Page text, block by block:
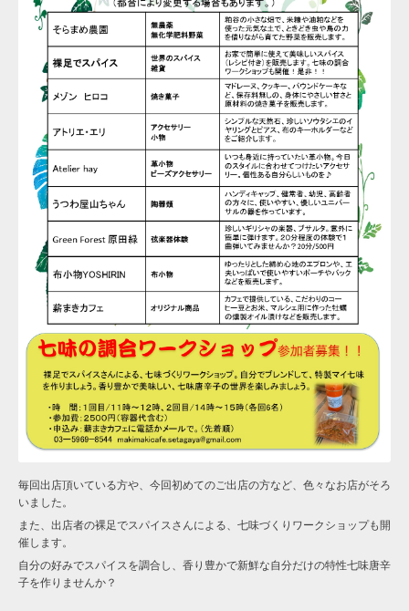
毎回出店頂いている方や、今回初めてのご出店の方など、色々なお店がそろ
いました。
また、出店者の裸足でスパイスさんによる、七味づくりワークショップも開
催します。
自分の好みでスパイスを調合し、香り豊かで新鮮な自分だけの特性七味唐辛
子を作りませんか？